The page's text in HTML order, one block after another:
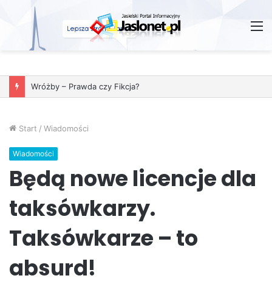
Wróżby – Prawda czy Fikcja?
Start / Wiadomości
Wiadomości
Będą nowe licencje dla
taksówkarzy.
Taksówkarze – to
absurd!